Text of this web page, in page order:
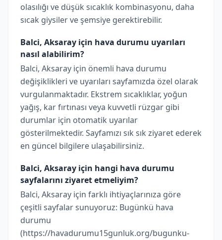
olasılığı ve düşük sıcaklık kombinasyonu, daha
sıcak giysiler ve şemsiye gerektirebilir.
Balci, Aksaray için hava durumu uyarıları
nasıl alabilirim?
Balci, Aksaray için önemli hava durumu
değişiklikleri ve uyarıları sayfamızda özel olarak
vurgulanmaktadır. Ekstrem sıcaklıklar, yoğun
yağış, kar fırtınası veya kuvvetli rüzgar gibi
durumlar için otomatik uyarılar
gösterilmektedir. Sayfamızı sık sık ziyaret ederek
en güncel bilgilere ulaşabilirsiniz.
Balci, Aksaray için hangi hava durumu
sayfalarını ziyaret etmeliyim?
Balci, Aksaray için farklı ihtiyaçlarınıza göre
çeşitli sayfalar sunuyoruz: Bugünkü hava
durumu
(https://havadurumu15gunluk.org/bugunku-